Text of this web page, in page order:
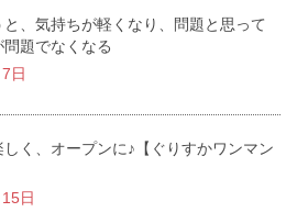
と、気持ちが軽くなり、問題と思って
題でなくなる
日
しく、オープンに♪【ぐりすかワンマン
日